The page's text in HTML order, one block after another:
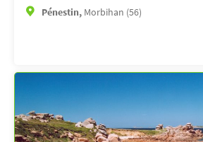
Pénestin, Morbihan (56)